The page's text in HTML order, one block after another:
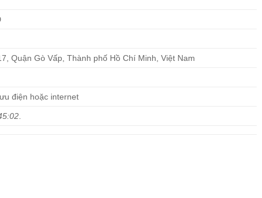
Quận Gò Vấp, Thành phố Hồ Chí Minh, Việt Nam
điện hoặc internet